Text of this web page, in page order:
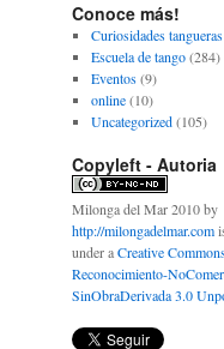
Conoce más!
Curiosidades tangueras
Escuela de tango(284)
Eventos(9)
online(10)
Uncategorized(105)
Copyleft - Autoria
Milonga del Mar 2010by
http://milongadelmar.com
under aCreative
Reconocimiento-
SinObraDerivada 3.0